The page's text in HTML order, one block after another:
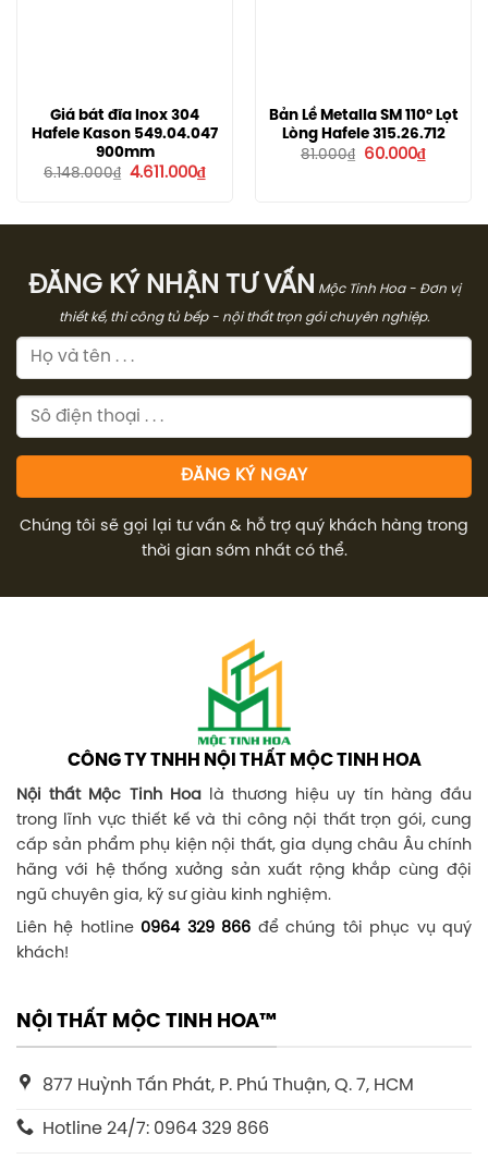
Giá bát đĩa Inox 304
Hafele Kason 549.04.047
900mm
6.148.000₫ Giá
4.611.000₫Giá
4.611.000₫.
Bản Lề Metalla SM 110º Lọt
Lòng Hafele 315.26.712
81.000₫
Giá
60.000₫Giá
ĐĂNG KÝ NHẬN TƯ VẤN
Mộc Tinh Hoa - Đơn vị
thiết kế, thi công tủ bếp - nội thất trọn gói chuyên nghiệp.
Chúng tôi sẽ gọi lại tư vấn & hỗ trợ quý khách hàng trong
thời gian sớm nhất có thể.
CÔNG TY TNHH NỘI THẤT MỘC TINH HOA
Nội thất Mộc Tinh Hoalà thương hiệu uy tín hàng đầu
trong lĩnh vực thiết kế và thi công nội thất trọn gói, cung
cấp sản phẩm phụ kiện nội thất, gia dụng châu Âu chính
hãng với hệ thống xưởng sản xuất rộng khắp cùng đội
ngũ chuyên gia, kỹ sư giàu kinh nghiệm.
Liên hệ hotline 0964 329 866 để chúng tôi phục vụ quý
khách!
NỘI THẤT MỘC TINH HOA™
877 Huỳnh Tấn Phát, P. Phú Thuận, Q. 7, HCM
Hotline 24/7: 0964 329 866